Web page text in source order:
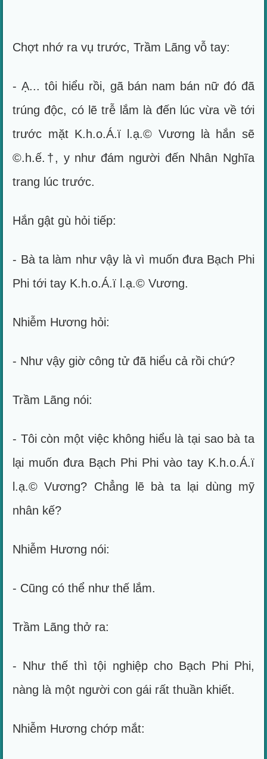
Chợt nhớ ra vụ trước, Trầm Lãng vỗ tay:
- Ạ... tôi hiểu rồi, gã bán nam bán nữ đó đã
trúng độc, có lẽ trễ lắm là đến lúc vừa về tới
trước mặt K.h.o.Á.ï l.ạ.© Vương là hắn sẽ
©.h.ế.†, y như đám người đến Nhân Nghĩa
trang lúc trước.
Hắn gật gù hỏi tiếp:
- Bà ta làm như vậy là vì muốn đưa Bạch Phi
Phi tới tay K.h.o.Á.ï l.ạ.© Vương.
Nhiễm Hương hỏi:
- Như vậy giờ công tử đã hiểu cả rồi chứ?
Trầm Lãng nói:
- Tôi còn một việc không hiểu là tại sao bà ta
lại muốn đưa Bạch Phi Phi vào tay K.h.o.Á.ï
l.ạ.© Vương? Chẳng lẽ bà ta lại dùng mỹ
nhân kế?
Nhiễm Hương nói:
- Cũng có thể như thế lắm.
Trầm Lãng thở ra:
- Như thế thì tội nghiệp cho Bạch Phi Phi,
nàng là một người con gái rất thuần khiết.
Nhiễm Hương chớp mắt: